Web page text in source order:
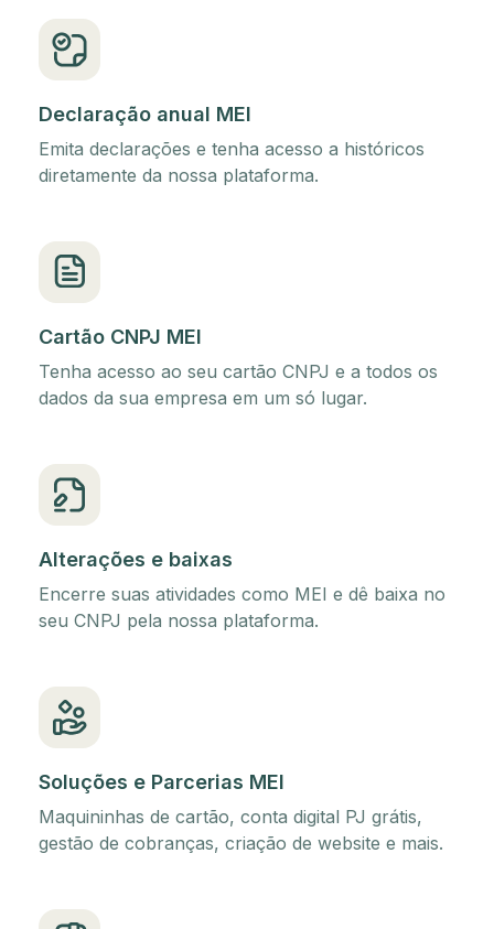
Declaração anual MEI
Emita declarações e tenha acesso a históricos
diretamente da nossa plataforma.
Cartão CNPJ MEI
Tenha acesso ao seu cartão CNPJ e a todos os
dados da sua empresa em um só lugar.
Alterações e baixas
Encerre suas atividades como MEI e dê baixa no
seu CNPJ pela nossa plataforma.
Soluções e Parcerias MEI
Maquininhas de cartão, conta digital PJ grátis,
gestão de cobranças, criação de website e mais.